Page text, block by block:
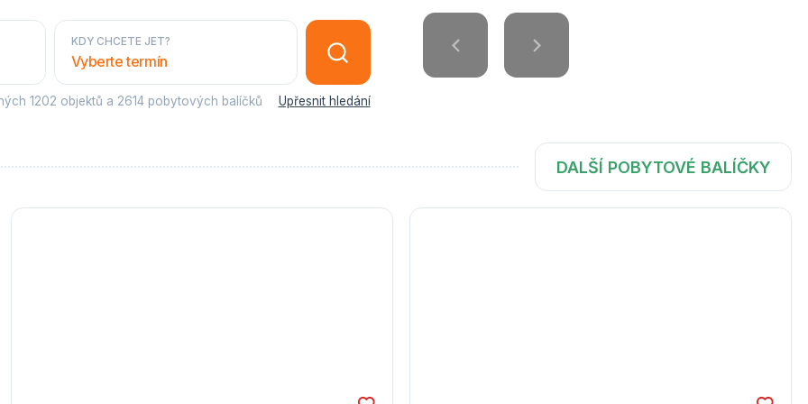
KDY CHCETE JET?
Vyberte termín
1202 objektů a 2614 pobytových balíčků Upřesnit hledání
DALŠÍ POBYTOVÉ BALÍČKY